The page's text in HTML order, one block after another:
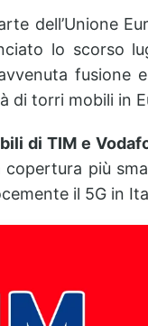
dell’Unione
lo scorso
fusione
di torri mobili in
di TIM e
più
il 5G in